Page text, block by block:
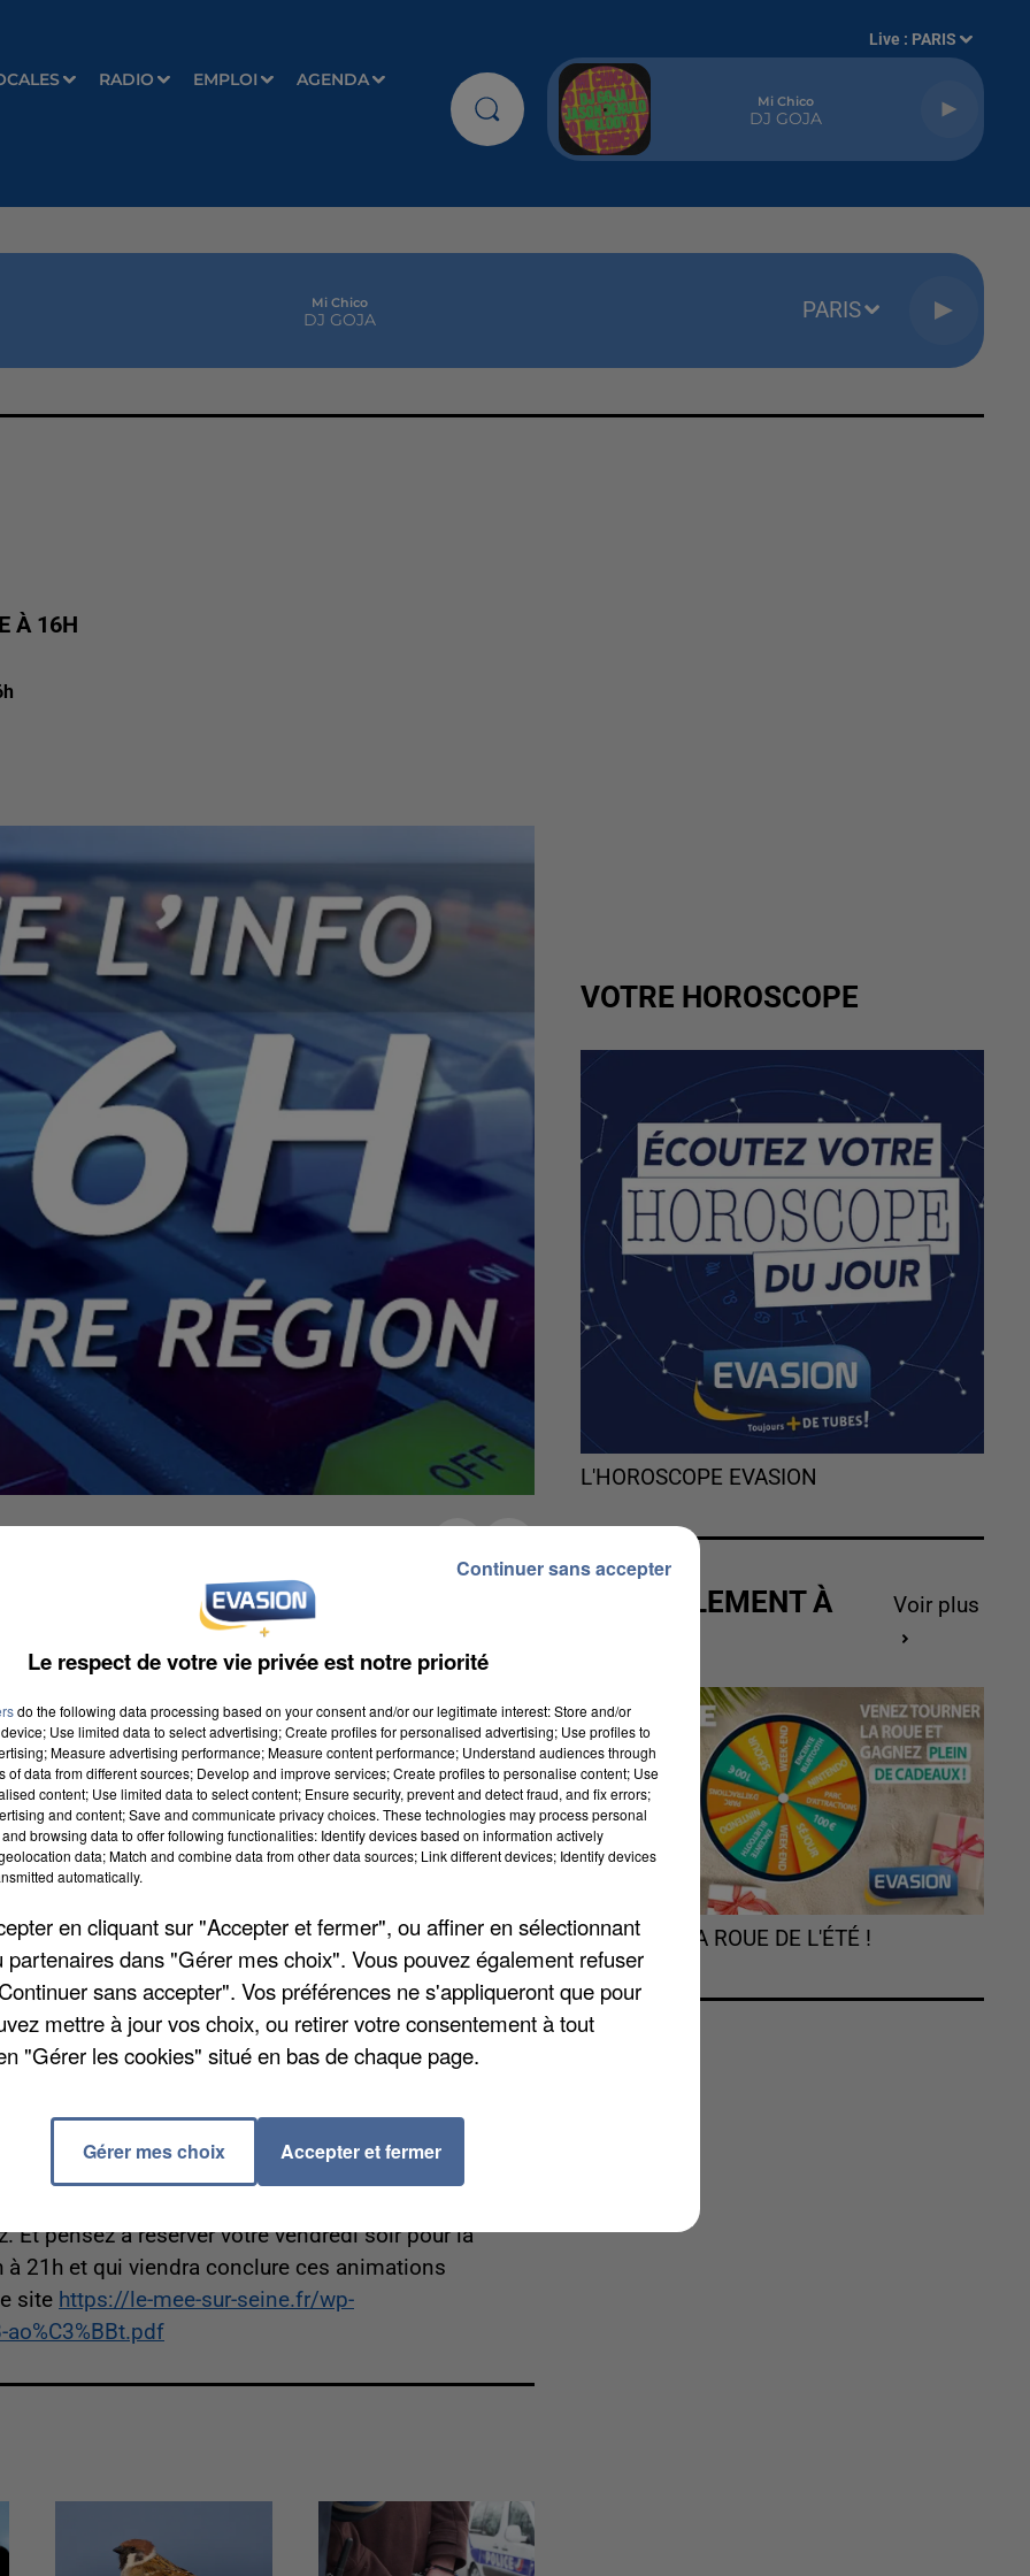
RADIO EMPLOI AGENDA
Live : PARIS
Mi Chico
DJ GOJA
Mi Chico
DJ GOJA PARIS
À 16H
aller faire ses courses
des huit centres commerciaux les plus grands du
m². Il vous faudra donc le présenter si vous
du centre commercial de Villiers-en-Bière ou
de 12 à 17 ans en sont exemptés pour le
rentrée
et des barbecues cet été, il est temps de refaire de
la Ville de Lieusaint vous propose un programme
place des cours gratuits de fitness et de cross-
au parc omnisports. Plus d’infos sur le
animations-de-lete/
Foot, basket, marche ou encore escrime et tennis,
manqueront pas de s’élancer sur les toboggans
Et pensez à réserver votre vendredi soir pour la
21h et qui viendra conclure ces animations
site https://le-mee-sur-seine.fr/wp-
VOTRE HOROSCOPE
L'HOROSCOPE EVASION
ACTUELLEMENT À
Voir plus
TOURNEZ LA ROUE DE L'ÉTÉ !
Le respect de votre vie privée est notre priorité
do the following data processing based on your consent and/or our legitimate interest: Store and/or
Use limited data to select advertising; Create profiles for personalised advertising; Use profiles to
Measure advertising performance; Measure content performance; Understand audiences through
of data from different sources; Develop and improve services; Create profiles to personalise content; Use
content; Use limited data to select content; Ensure security, prevent and detect fraud, and fix errors;
and content; Save and communicate privacy choices. These technologies may process personal
browsing data to offer following functionalities: Identify devices based on information actively
data; Match and combine data from other data sources; Link different devices; Identify devices
automatically.
en cliquant sur "Accepter et fermer", ou affiner en sélectionnant
partenaires dans "Gérer mes choix". Vous pouvez également refuser
sans accepter". Vos préférences ne s'appliqueront que pour
mettre à jour vos choix, ou retirer votre consentement à tout
"Gérer les cookies" situé en bas de chaque page.
Gérer mes choix Accepter et fermer
Continuer sans accepter